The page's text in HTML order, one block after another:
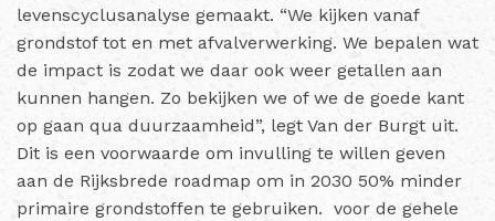
levenscyclusanalyse gemaakt. “We kijken vanaf
grondstof tot en met afvalverwerking. We bepalen wat
de impact is zodat we daar ook weer getallen aan
kunnen hangen. Zo bekijken we of we de goede kant
op gaan qua duurzaamheid”, legt Van der Burgt uit.
Dit is een voorwaarde om invulling te willen geven
aan de Rijksbrede roadmap om in 2030 50% minder
primaire grondstoffen te gebruiken. voor de gehele